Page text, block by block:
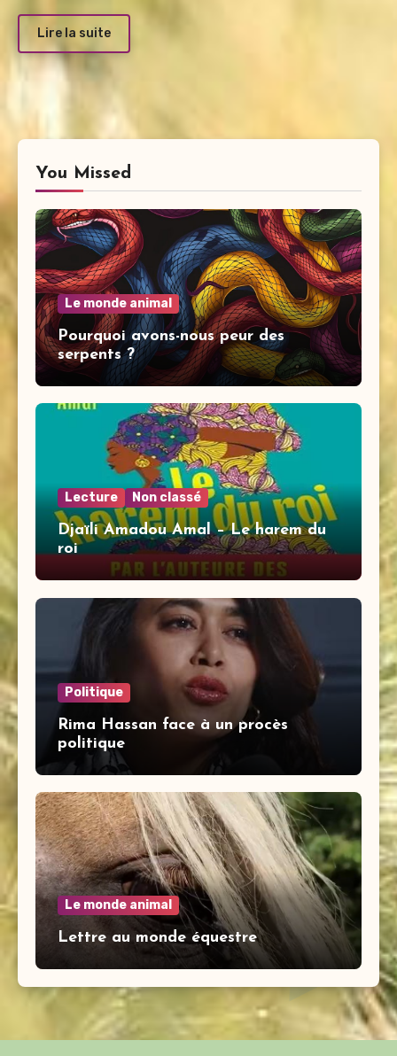
Lire la suite
You Missed
Le monde animal
Pourquoi avons-nous peur des
serpents ?
Lecture Non classé
Djaïli Amadou Amal – Le harem du
roi
Politique
Rima Hassan face à un procès
politique
Le monde animal
Lettre au monde équestre